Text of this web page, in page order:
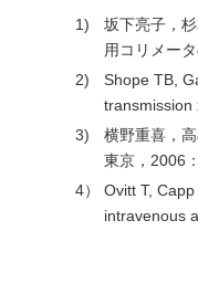
1)
坂下亮子，
用コリメー
2)
Shope TB,
transmission
3)
横野重喜，
東京，2006
4）
Ovitt T,
intravenous